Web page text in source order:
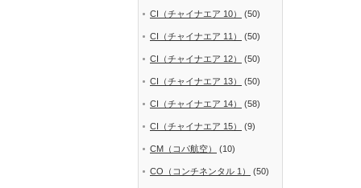
CI（チャイナエア 10） (50)
CI（チャイナエア 11） (50)
CI（チャイナエア 12） (50)
CI（チャイナエア 13） (50)
CI（チャイナエア 14） (58)
CI（チャイナエア 15） (9)
CM（コパ航空） (10)
CO（コンチネンタル 1） (50)